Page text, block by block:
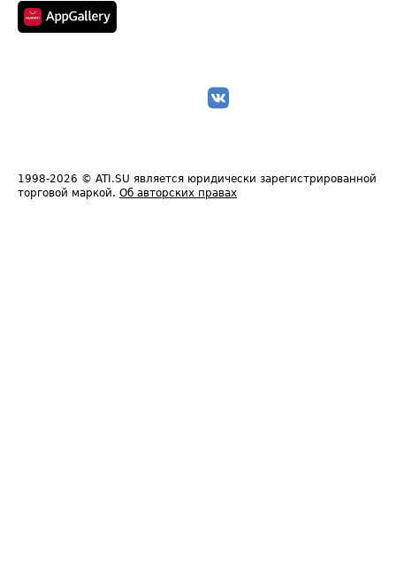
1998-2026 © ATI.SU является юридически зарегистрированной
торговой маркой. Об авторских правах